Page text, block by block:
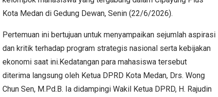
Kota Medan di Gedung Dewan, Senin (22/6/2026).
Pertemuan ini bertujuan untuk menyampaikan sejumlah aspirasi
dan kritik terhadap program strategis nasional serta kebijakan
ekonomi saat ini.Kedatangan para mahasiswa tersebut
diterima langsung oleh Ketua DPRD Kota Medan, Drs. Wong
Chun Sen, M.Pd.B. Ia didampingi Wakil Ketua DPRD, H. Rajudin